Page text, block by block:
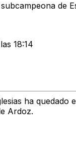
de
18:14
ha
Ardoz.